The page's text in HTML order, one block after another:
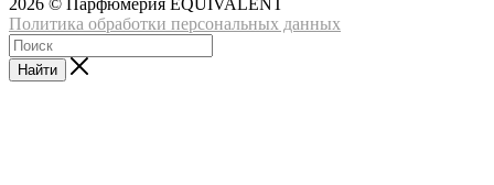
Политика обработки персональных данных
Найти